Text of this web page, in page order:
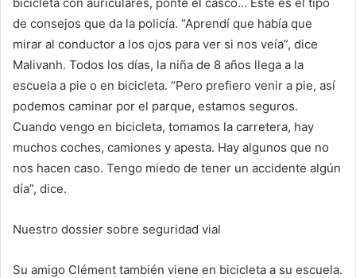
de consejos que da la policía. “Aprendí que había que
mirar al conductor a los ojos para ver si nos veía”, dice
Malivanh. Todos los días, la niña de 8 años llega a la
escuela a pie o en bicicleta. “Pero prefiero venir a pie, así
podemos caminar por el parque, estamos seguros.
Cuando vengo en bicicleta, tomamos la carretera, hay
muchos coches, camiones y apesta. Hay algunos que no
nos hacen caso. Tengo miedo de tener un accidente algún
día”, dice.
Nuestro dossier sobre seguridad vial
Su amigo Clément también viene en bicicleta a su escuela.